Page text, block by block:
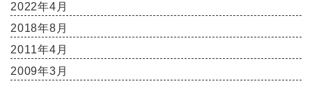
2022年4月
2018年8月
2011年4月
2009年3月